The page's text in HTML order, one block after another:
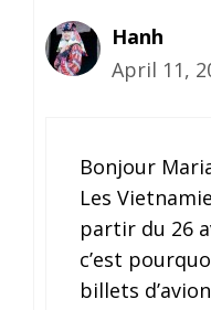
Hanh
April 11,
Bonjour
Les
partir du 26
c’est
billets